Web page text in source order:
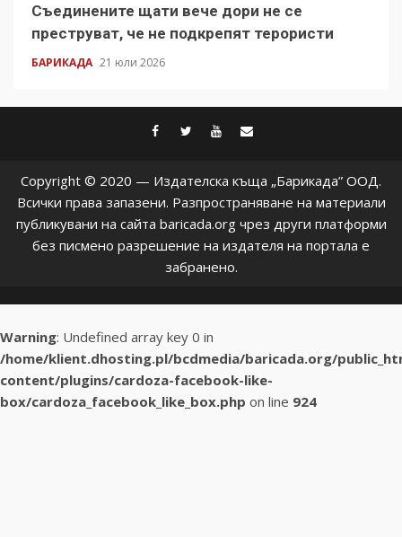
Съединените щати вече дори не се
преструват, че не подкрепят терористи
БАРИКАДА 21 юли 2026
facebook
twitter
youtube
Copyright © 2020 — Издателска къща „Барикада” ООД.
Всички права запазени. Разпространяване на материали
публикувани на сайта baricada.org чрез други платформи
без писмено разрешение на издателя на портала е
забранено.
Warning: Undefined array key 0 in
/home/klient.dhosting.pl/bcdmedia/baricada.org/
content/plugins/cardoza-facebook-like-
box/cardoza_facebook_like_box.php on line 924